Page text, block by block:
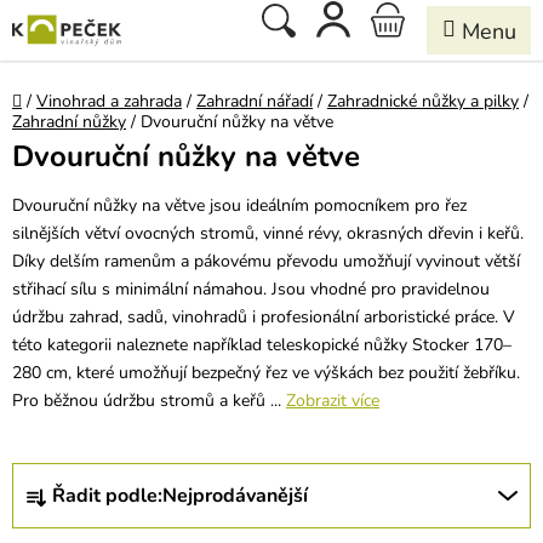
na
obsah
Hledat
NÁKUPNÍ
KOŠÍK
Domů
/ Vinohrad a zahrada / Zahradní nářadí / Zahradnické nůžky a pilky /
Zahradní nůžky / Dvouruční nůžky na větve
Dvouruční nůžky na větve
Dvouruční nůžky na větve jsou ideálním pomocníkem pro řez
silnějších větví ovocných stromů, vinné révy, okrasných dřevin i keřů.
Díky delším ramenům a pákovému převodu umožňují vyvinout větší
střihací sílu s minimální námahou. Jsou vhodné pro pravidelnou
údržbu zahrad, sadů, vinohradů i profesionální arboristické práce. V
této kategorii naleznete například teleskopické nůžky Stocker 170–
280 cm, které umožňují bezpečný řez ve výškách bez použití žebříku.
Pro běžnou údržbu stromů a keřů ... Zobrazit více
Ř
z
Řadit podle:Nejprodávanější